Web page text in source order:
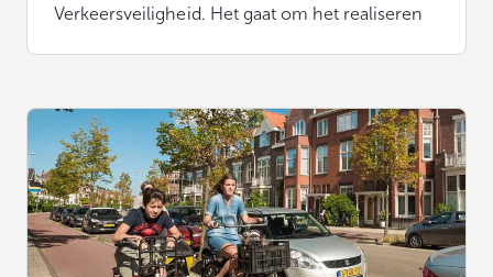
Verkeersveiligheid. Het gaat om het realiseren